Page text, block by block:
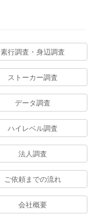
素行調査・身辺調査
ストーカー調査
データ調査
ハイレベル調査
法人調査
ご依頼までの流れ
会社概要